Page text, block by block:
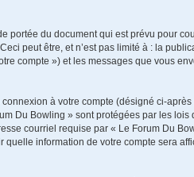
portée du document qui est prévu pour
peut être, et n’est pas limité à : la
compte ») et les messages que vous
à votre compte (désigné ci-après
Du Bowling » sont protégées par les lois
courriel requise par « Le Forum Du
quelle information de votre compte sera